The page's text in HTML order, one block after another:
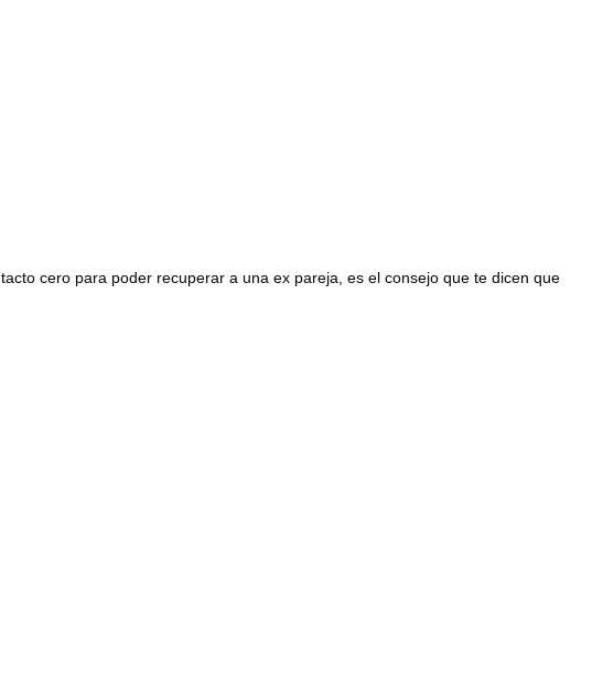
cero para poder recuperar a una ex pareja, es el consejo que te dicen que